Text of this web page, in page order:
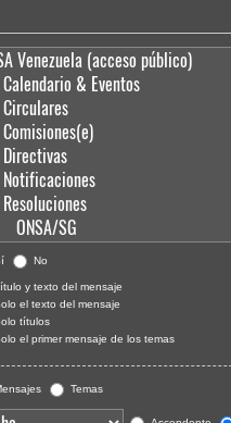
No
y texto del mensaje
el texto del mensaje
títulos
el primer mensaje de los temas
Temas